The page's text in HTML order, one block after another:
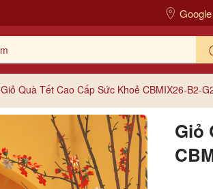
Giỏ Quà Tết Cao Cấp Sức Khoẻ CBMIX26-B2-
Giỏ